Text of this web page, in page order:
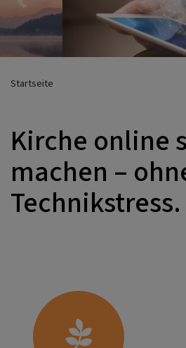
Previous
Startseite
Kirche online
machen –
Technikstress.